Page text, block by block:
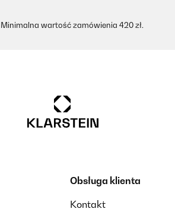
wartość zamówienia 420 zł.
Obsługa klienta
Kontakt